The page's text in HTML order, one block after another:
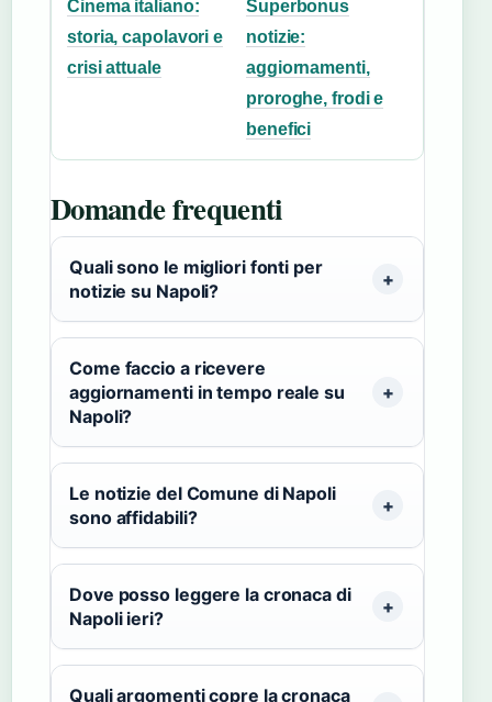
Cinema italiano:
storia, capolavori e
crisi attuale
Superbonus
notizie:
aggiornamenti,
proroghe, frodi e
benefici
Domande frequenti
Quali sono le migliori fonti per
notizie su Napoli?
Come faccio a ricevere
aggiornamenti in tempo reale su
Napoli?
Le notizie del Comune di Napoli
sono affidabili?
Dove posso leggere la cronaca di
Napoli ieri?
Quali argomenti copre la cronaca